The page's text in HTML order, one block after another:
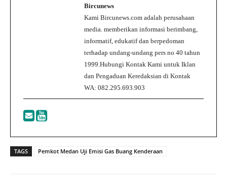
Bircunews
Kami Bircunews.com adalah perusahaan
media. memberikan informasi berimbang,
informatif, edukatif dan berpedoman
terhadap undang-undang pers no 40 tahun
1999.Hubungi Kontak Kami untuk Iklan
dan Pengaduan Keredaksian di Kontak
WA: 082.295.693.903
TAGS Pemkot Medan Uji Emisi Gas Buang Kenderaan